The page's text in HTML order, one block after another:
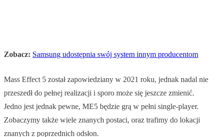
Zobacz: Samsung udostępnia swój system innym producentom
Mass Effect 5 został zapowiedziany w 2021 roku, jednak nadal nie
przeszedł do pełnej realizacji i sporo może się jeszcze zmienić.
Jedno jest jednak pewne, ME5 będzie grą w pełni single-player.
Zobaczymy także wiele znanych postaci, oraz trafimy do lokacji
znanych z poprzednich odsłon.